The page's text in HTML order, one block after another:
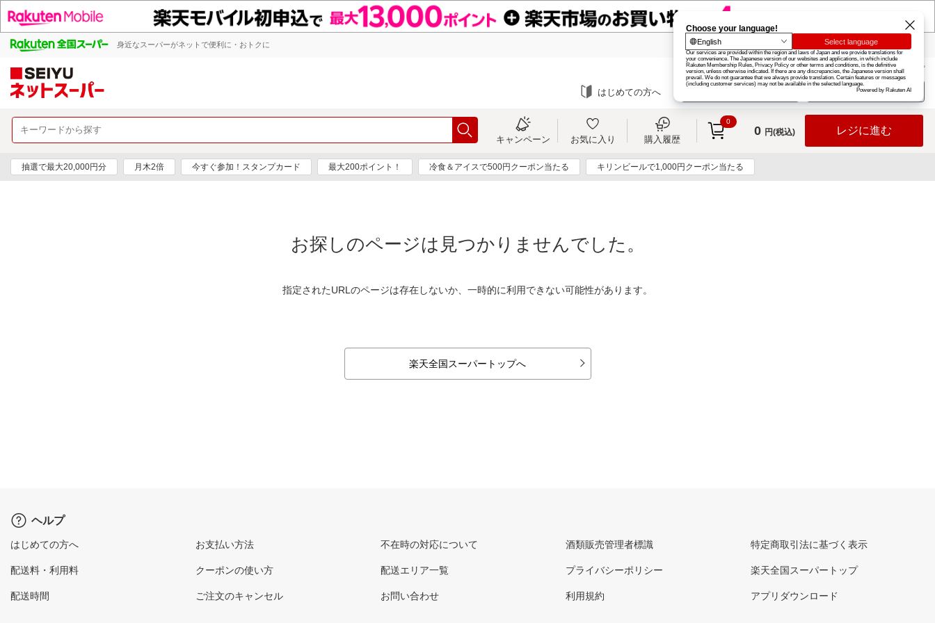
身近なスーパーがネットで便利に・おトクに 楽天グループ カード
お知らせ ヘルプ
はじめての方へ ログイン
キャンペーン お気に入り 購入履歴
0
0 円(税込) レジに進む
抽選で最大20,000円分 月木2倍 今すぐ参加！スタンプカード 最大200ポイント！ 冷食＆アイスで500円クーポン当たる キリンビールで1,000円クーポン当たる
お探しのページは見つかりませんでした。
指定されたURLのページは存在しないか、一時的に利用できない可能性があります。
楽天全国スーパートップへ
ヘルプ
はじめての方へ
配送料・利用料
配送時間
お支払い方法
クーポンの使い方
ご注文のキャンセル
不在時の対応について
配送エリア一覧
お問い合わせ
酒類販売管理者標識
プライバシーポリシー
利用規約
特定商取引法に基づく表示
楽天全国スーパートップ
アプリダウンロード